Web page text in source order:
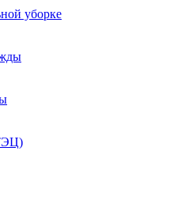
уборке